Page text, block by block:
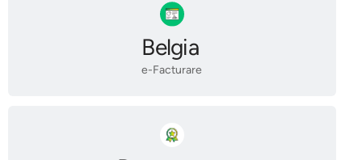
Belgia
e-Facturare